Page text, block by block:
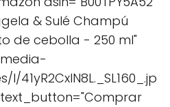
& Sulé Champú
de cebolla - 250 ml"
text_button="Comprar